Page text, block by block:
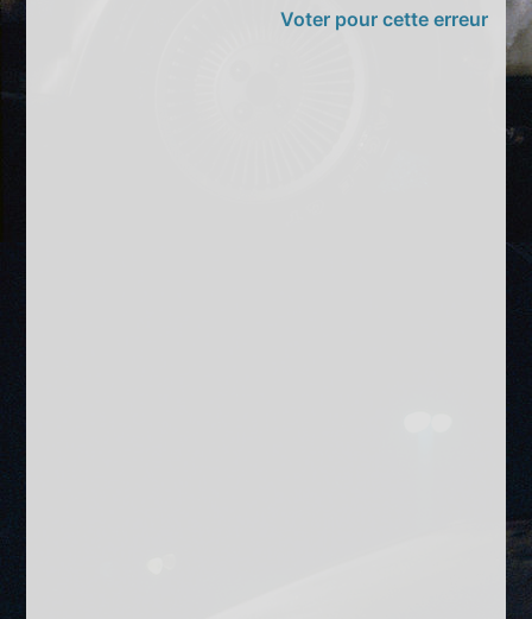
Voter pour cette erreur